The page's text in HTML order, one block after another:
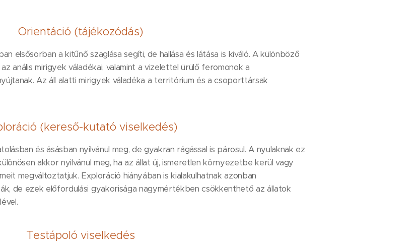
Orientáció (tájékozódás)
elsősorban a kitűnő szaglása segíti, de hallása és látása is kiváló. A különböző
anális mirigyek váladékai, valamint a vizelettel ürülő feromonok a
Az áll alatti mirigyek váladéka a territórium és a csoporttársak
(kereső-kutató viselkedés)
és ásásban nyilvánul meg, de gyakran rágással is párosul. A nyulaknak ez
akkor nyilvánul meg, ha az állat új, ismeretlen környezetbe kerül vagy
megváltoztatjuk. Exploráció hiányában is kialakulhatnak azonban
de ezek előfordulási gyakorisága nagymértékben csökkenthető az állatok
Testápoló viselkedés